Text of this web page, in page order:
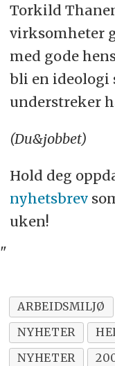
Torkild
virksomheter
med gode
bli en ideologi
understreker
(Du&jobbet)
Hold deg
nyhetsbrev
uken!
"
ARBEIDSMILJØ
NYHETER
NYHETER